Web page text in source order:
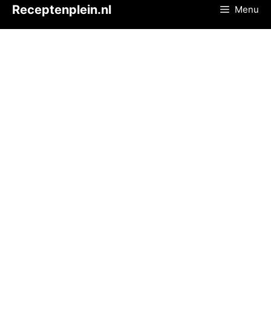
Receptenplein.nl Menu